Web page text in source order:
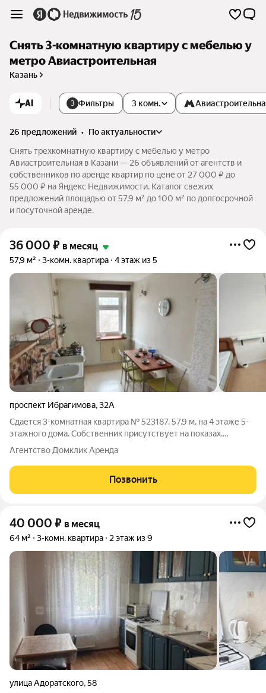
Снять 3-комнатную квартиру с мебелью у
метро Авиастроительная
Казань
AI 3 Фильтры 3 комн.
26 предложений •
по актуальности
Снять трехкомнатную квартиру с мебелью у метро
Авиастроительная в Казани — 26 объявлений от агентств и
собственников по аренде квартир по цене от 27 000 ₽ до
55 000 ₽ на Яндекс Недвижимости. Каталог свежих
предложений площадью от 57,9 м² до 100 м² по долгосрочной
и посуточной аренде.
36 000 ₽ в месяц
57,9 м² 3-комн. квартира 4 этаж из 5
проспект Ибрагимова,32А
Сдаётся 3-комнатная квартира № 523187, 57.9 м, на 4 этаже 5-
этажного дома. Собственник присутствует на показах.
Коммунальные платежи оплачиваются отдельно. Счетчики
оплачиваются отдельно. По условиям проживания: можно с
детьми, без питомцев. Из
Агентство Домклик Аренда
Позвонить
40 000 ₽ в месяц
64 м² 3-комн. квартира 2 этаж из 9
улица Адоратского,58